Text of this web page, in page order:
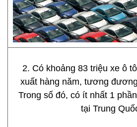
2. Có khoảng 83 triệu xe ô
xuất hàng năm, tương
Trong số đó, có ít nhất 1
tại Trung